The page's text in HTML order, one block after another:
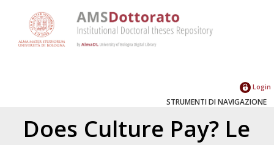
Login
STRUMENTI DI NAVIGAZIONE
Does Culture Pay? Le